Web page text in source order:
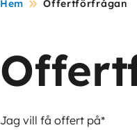
Hem Offertförfrågan
Jag vill få offert på*